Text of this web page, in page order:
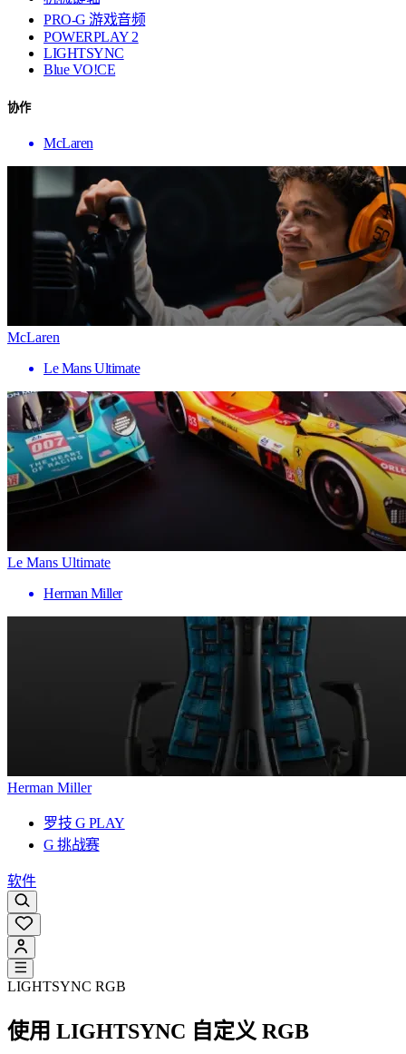
PRO-G 游戏音频
POWERPLAY 2
LIGHTSYNC
Blue VO!CE
协作
McLaren
McLaren
Le Mans Ultimate
Le Mans Ultimate
Herman Miller
Herman Miller
罗技 G PLAY
G 挑战赛
软件
LIGHTSYNC RGB
使用 LIGHTSYNC 自定义 RGB